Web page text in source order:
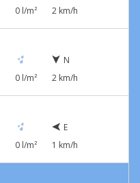
0 l/m²
2 km/h
0 l/m²
N
2 km/h
0 l/m²
E
1 km/h